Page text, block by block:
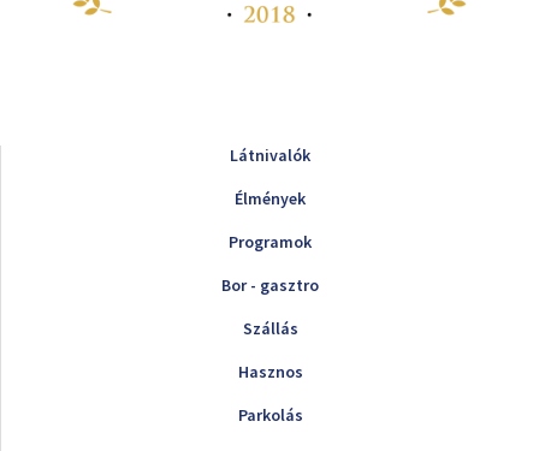
Látnivalók
Élmények
Programok
Bor - gasztro
Szállás
Hasznos
Parkolás